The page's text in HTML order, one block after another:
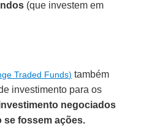
(que investem em
Traded Funds) também
investimento para os
negociados
se fossem ações.